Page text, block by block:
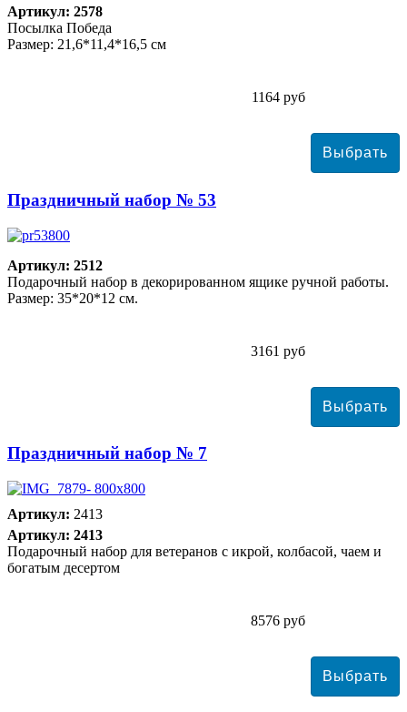
Артикул: 2578
Посылка Победа
Размер: 21,6*11,4*16,5 см
1164 руб
Праздничный набор № 53
Артикул: 2512
Подарочный набор в декорированном ящике ручной работы.
Размер: 35*20*12 см.
3161 руб
Праздничный набор № 7
Артикул: 2413
Артикул: 2413
Подарочный набор для ветеранов с икрой, колбасой, чаем и
богатым десертом
8576 руб